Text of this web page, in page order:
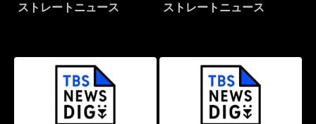
ストレートニュース ストレートニュース